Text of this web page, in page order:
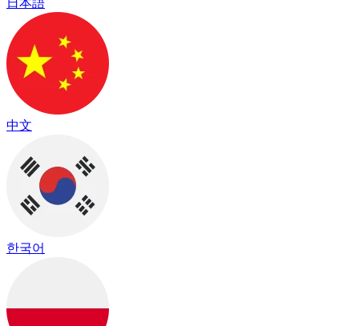
日本語
中文
한국어